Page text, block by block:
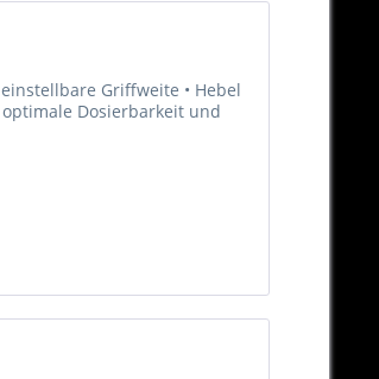
Griffweite • Hebel
Dosierbarkeit und